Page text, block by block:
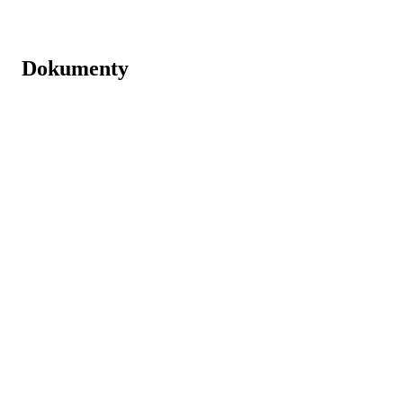
Dokumenty